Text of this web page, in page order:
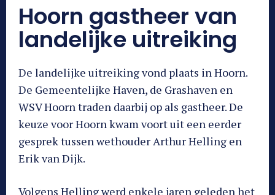
Hoorn gastheer van
landelijke uitreiking
De landelijke uitreiking vond plaats in Hoorn.
De Gemeentelijke Haven, de Grashaven en
WSV Hoorn traden daarbij op als gastheer. De
keuze voor Hoorn kwam voort uit een eerder
gesprek tussen wethouder Arthur Helling en
Erik van Dijk.
Volgens Helling werd enkele jaren geleden het